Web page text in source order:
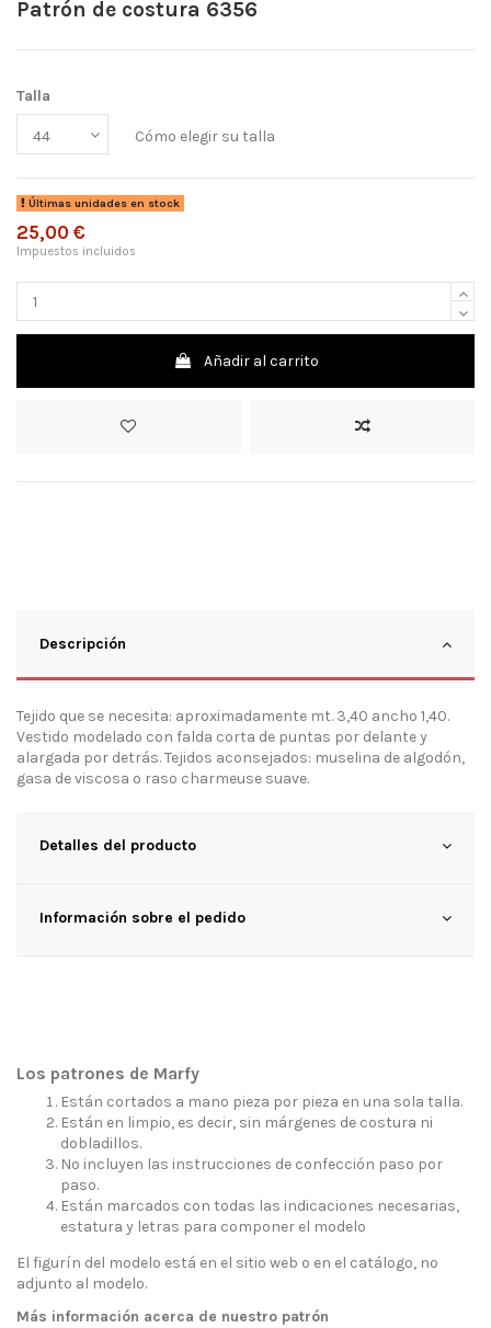
Patrón de costura 6356
Talla
Cómo elegir su talla
Últimas unidades en stock
25,00 €
Impuestos incluidos
Añadir al carrito
Descripción
Tejido que se necesita: aproximadamente mt. 3,40 ancho 1,40.
Vestido modelado con falda corta de puntas por delante y
alargada por detrás. Tejidos aconsejados: muselina de algodón,
gasa de viscosa o raso charmeuse suave.
Detalles del producto
Información sobre el pedido
Los patrones de Marfy
Están cortados a mano pieza por pieza en una sola talla.
Están en limpio, es decir, sin márgenes de costura ni
dobladillos.
No incluyen las instrucciones de confección paso por
paso.
Están marcados con todas las indicaciones necesarias,
estatura y letras para componer el modelo
El figurín del modelo está en el sitio web o en el catálogo, no
adjunto al modelo.
Más información acerca de nuestro patrón